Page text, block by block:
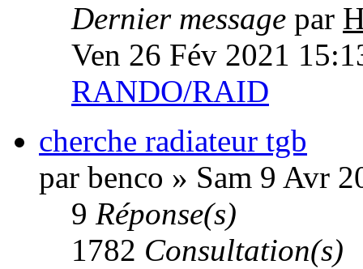
Dernier message par
Ven 26 Fév 2021
RANDO/RAID
cherche radiateur tgb
par benco » Sam 9 Avr
9 Réponse(s)
1782 Consultation(s)